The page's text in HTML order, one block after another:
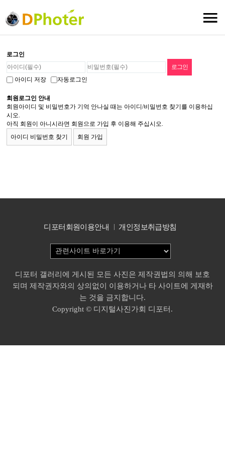
로그인
아이디 저장 자동로그인
회원로그인 안내
회원아이디 및 비밀번호가 기억 안나실 때는 아이디/비밀번호 찾기를 이용하십
시오.
아직 회원이 아니시라면 회원으로 가입 후 이용해 주십시오.
아이디 비밀번호 찾기
회원 가입
디포터회원이용안내 개인정보취급방침
디포터 갤러리에 게시된 모든 사진은 제작권법의 의해 보호
되며 제작권자와의 상의없이 이용하거나 타 사이트에 게재하
는 것을 금지합니다.
Copyright © 디지털사진가회 디포터.